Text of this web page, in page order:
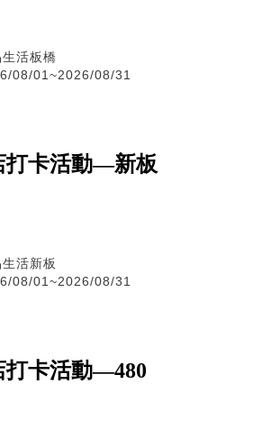
活板橋
08/01~2026/08/31
打卡活動—新板
活新板
08/01~2026/08/31
打卡活動—480